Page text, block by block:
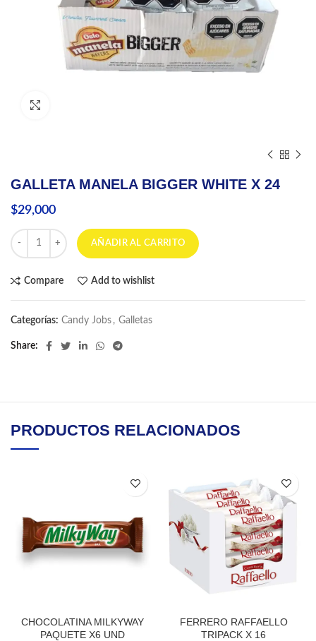
GALLETA MANELA BIGGER WHITE X 24
$29,000
GALLETA MANELA BIGGER WHITE X 24 cantidad
AÑADIR AL CARRITO
Compare Add to wishlist
Categorías: Candy Jobs , Galletas
Share
PRODUCTOS RELACIONADOS
CHOCOLATINA MILKYWAY
PAQUETE X6 UND
FERRERO RAFFAELLO
TRIPACK X 16